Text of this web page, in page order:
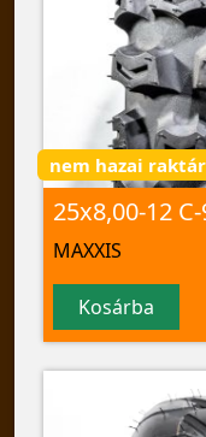
nem hazai
25x8,00-12
MAXXIS
Kosárba